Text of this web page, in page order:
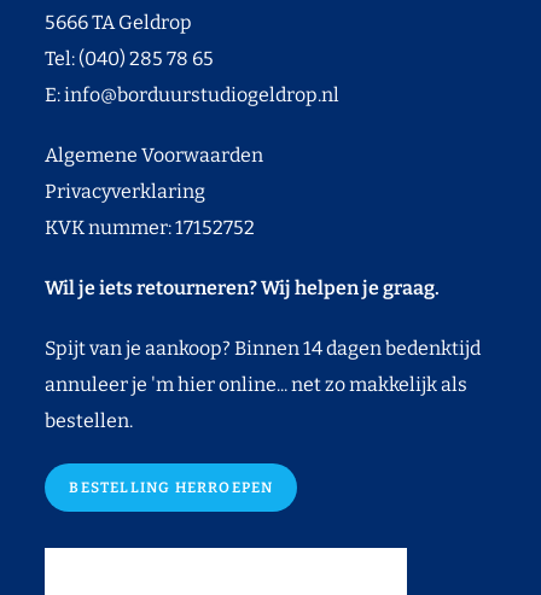
5666 TA Geldrop
Tel: (040) 285 78 65
E:info@borduurstudiogeldrop.nl
Algemene Voorwaarden
Privacyverklaring
KVK nummer: 17152752
Wil je iets retourneren? Wij helpen je graag.
Spijt van je aankoop? Binnen 14 dagen bedenktijd
annuleer je 'm hier online... net zo makkelijk als
bestellen.
BESTELLING HERROEPEN